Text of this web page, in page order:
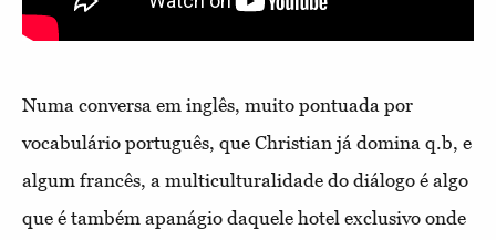
Numa conversa em inglês, muito pontuada por
vocabulário português, que Christian já domina q.b, e
algum francês, a multiculturalidade do diálogo é algo
que é também apanágio daquele hotel exclusivo onde